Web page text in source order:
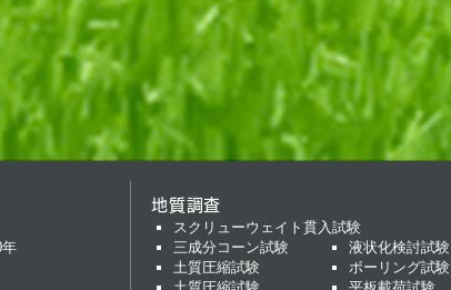
地質調査
スクリューウェイト貫入試験
三成分コーン試験
液状化検討試験
土質圧縮試験
ボーリング試験